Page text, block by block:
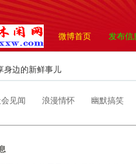
微博首页 发布信
身边的新鲜事儿
见闻 浪漫情怀
幽默搞笑